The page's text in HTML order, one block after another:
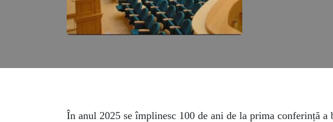
În anul 2025 se împlinesc 100 de ani de la prima conferință